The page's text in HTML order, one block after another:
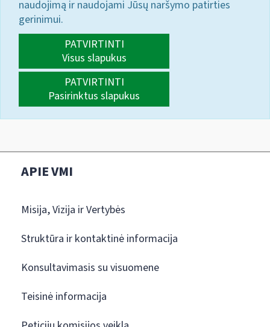
naudojimą ir naudojami Jūsų naršymo patirties
gerinimui.
PATVIRTINTI
Visus slapukus
PATVIRTINTI
Pasirinktus slapukus
APIE VMI
Misija, Vizija ir Vertybės
Struktūra ir kontaktinė informacija
Konsultavimasis su visuomene
Teisinė informacija